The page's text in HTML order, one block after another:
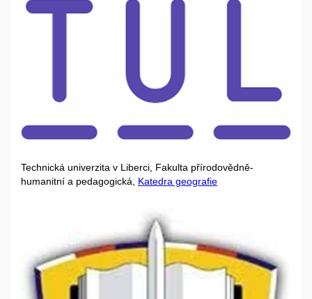
Technická univerzita v Liberci, Fakulta přírodovědně-
humanitní a pedagogická, Katedra geografie